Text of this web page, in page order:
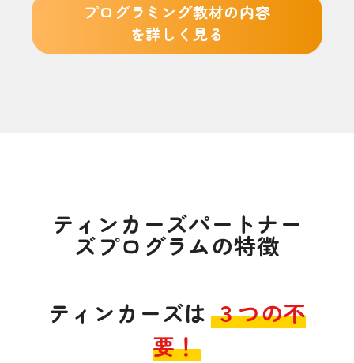
ティンカーズは ３つの不
要！
プログラミング教材の内容
を詳しく見る
ティンカーズパートナー
ズプログラムの特徴